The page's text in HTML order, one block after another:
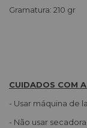
Gramatura: 210 gr
CUIDADOS COM
- Usar máquina de
- Não usar